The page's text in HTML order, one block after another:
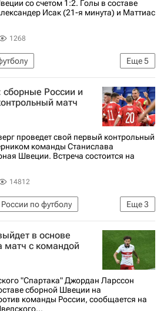
со счетом 1:2. Голы в составе
Исак (21-я минута) и Маттиас
1268
Еще5
Александр Соболев
сборные России и
матч
проведет свой первый контрольный
команды Станислава
Швеции. Встреча состоится на
14812
Еще3
по футболу
коронавируса
в основе
матч с командой
"Спартака" Джордан Ларссон
сборной Швеции на
команды России, сообщается на